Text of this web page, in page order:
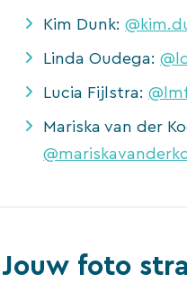
Kim Dunk:
Linda Oudega:
Lucia Fijlstra:
Mariska van der
Jouw foto